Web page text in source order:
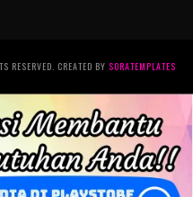
CREATED BY SORATEMPLATES